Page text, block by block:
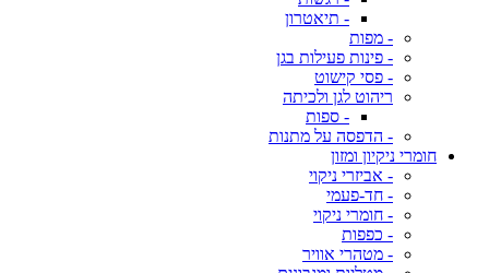
- תיאטרון
- מפות
- פינות פעילות בגן
- פסי קישוט
ריהוט לגן ולכיתה
- ספות
- הדפסה על מתנות
חומרי ניקיון ומזון
- אביזרי ניקוי
- חד-פעמי
- חומרי ניקוי
- כפפות
- מטהרי אוויר